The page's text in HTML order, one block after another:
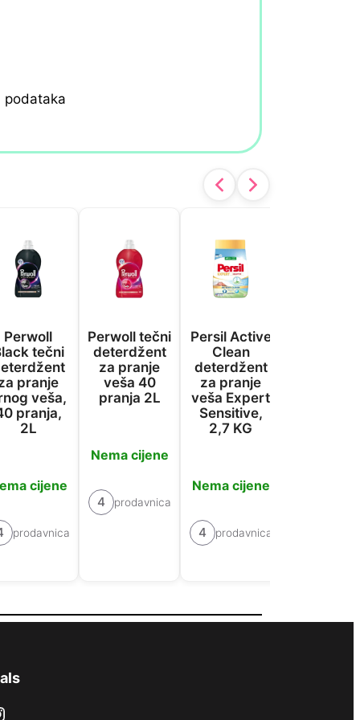
podataka
Perwoll
tečni
pranje
veša,
pranja,
2L
cijene
prodavnica
Perwoll tečni
deterdžent
za pranje
veša 40
pranja 2L
Nema cijene
4 prodavnica
Persil Active
Clean
deterdžent
za pranje
veša Expert
Sensitive,
2,7 KG
Nema cijene
4 prodavnica